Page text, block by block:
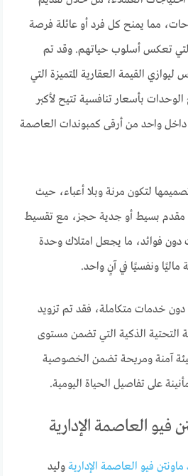
مما يمنح كل فرد أو عائلة فرصة
التي تعكس أسلوب حياتهم. وقد تم
القيمة العقارية المتميزة التي
بأسعار تنافسية تتيح لأكبر
واحد من أرقى كمبوندات العاصمة
لتكون مرنة وبلا أعباء، حيث
مقدم بسيط أو جدية حجز، مع تقسيط
دون فوائد، ما يجعل امتلاك وحدة
ونفسيًا في آنٍ واحد.
دون خدمات متكاملة، فقد تم تزويد
التحتية الذكية التي تضمن مستوى
آمنة ومريحة تضمن الخصوصية
على تفاصيل الحياة اليومية.
فيو العاصمة الإدارية
فيو العاصمة الإدارية وليد